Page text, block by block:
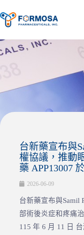
台新藥宣布與
權協議，推動
藥 APP13007
2026-06-09
台新藥宣布與Samil
部術後炎症和疼痛
115 年 6 月 11 日